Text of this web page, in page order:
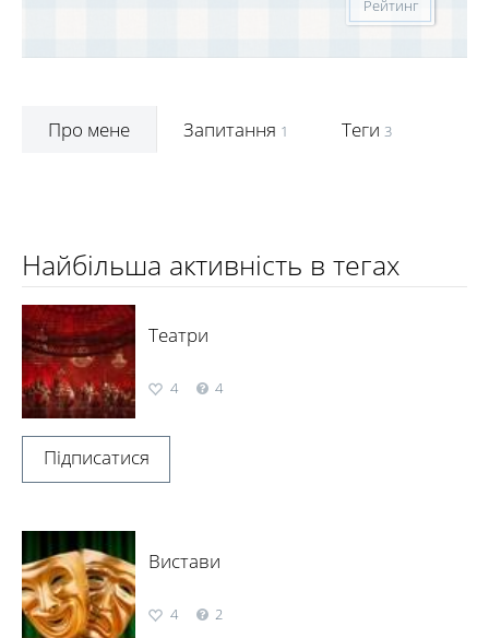
Рейтинг
Про мене Запитання 1 Теги 3
Найбільша активність в тегах
Театри
4 4
Підписатися
Вистави
4 2